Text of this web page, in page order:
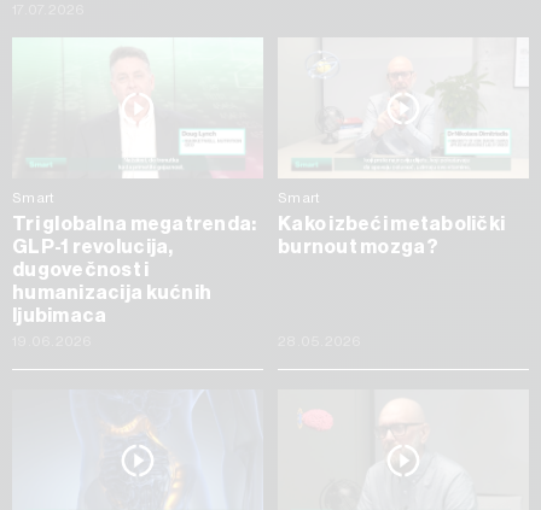
Smart
Tri globalna megatrenda:
GLP-1 revolucija,
dugovečnost i
humanizacija kućnih
ljubimaca
Smart
Kako izbeći metabolički
burnout mozga?